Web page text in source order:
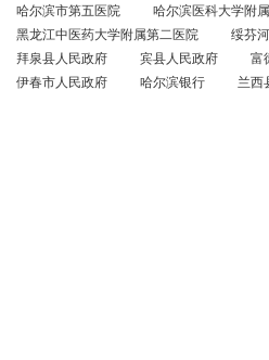
哈尔滨市第五医院
哈尔滨医科大学附
黑龙江中医药大学附属第二医院
绥芬
拜泉县人民政府
宾县人民政府 富
伊春市人民政府
哈尔滨银行 兰西